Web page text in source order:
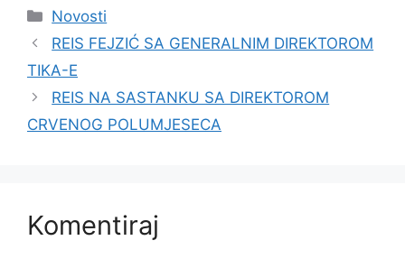
Kategorije
Novosti
REIS FEJZIĆ SA GENERALNIM DIREKTOROM
TIKA-E
REIS NA SASTANKU SA DIREKTOROM
CRVENOG POLUMJESECA
Komentiraj